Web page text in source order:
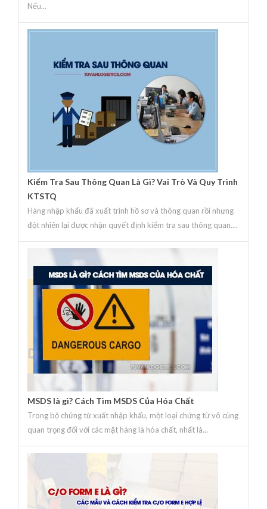
Nếu...
Kiểm Tra Sau Thông Quan Là Gì? Vai Trò Và Quy Trình
KTSTQ
Hàng nhập khẩu đã xuất trình hồ sơ và thông quan rồi nhưng
đột nhiên lại được nhận quyết định kiểm tra sau thông quan....
MSDS là gì? Cách Tìm MSDS Của Hóa Chất
Trong bộ chứng từ xuất nhập khẩu, một loại chứng từ vô cùng
quan trọng đối với các mặt hàng là hóa chất, nhất là...